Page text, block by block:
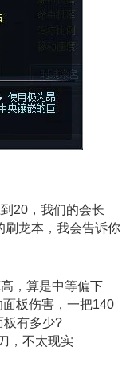
20，我们的会长
刷龙本，我会告诉你
，算是中等偏下
板伤害，一把140
板有多少?
，不太现实